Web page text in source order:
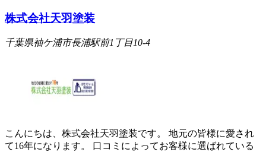
株式会社天羽塗装
千葉県袖ケ浦市長浦駅前1丁目10-4
こんにちは、株式会社天羽塗装です。 地元の皆様に愛され
て16年になります。 口コミによってお客様に選ばれている